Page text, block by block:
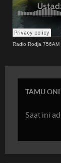
Radio Rodja 756AM
TAMU
Saat ini